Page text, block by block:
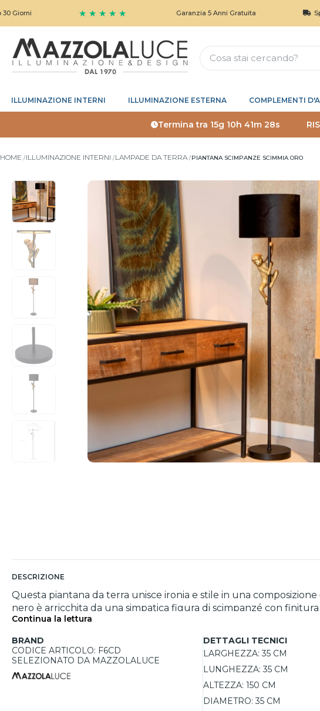
★ ★ ★ ★ ★ Garanzia 5 Anni Gratuita
ILLUMINAZIONE INTERNI ILLUMINAZIONE ESTERNA COMPLEMENTI
Termina tra 15g 10h 41m 27s
HOME ILLUMINAZIONE INTERNI LAMPADE DA TERRA PIANTANA SCIMPANZE SCIMMIA ORO
DESCRIZIONE
Questa piantana da terra unisce ironia e stile in una
nero è arricchita da una simpatica figura di scimpanzé con
scenografico originale e sofisticato. Ideale per soggiorni
grazie al diffusore in cotone. Compatibile con lampadina E27
Continua la lettura
BRAND
CODICE ARTICOLO: F6CD
SELEZIONATO DA MAZZOLALUCE
DETTAGLI TECNICI
LARGHEZZA: 35 CM
LUNGHEZZA: 35 CM
ALTEZZA: 150 CM
DIAMETRO: 35 CM